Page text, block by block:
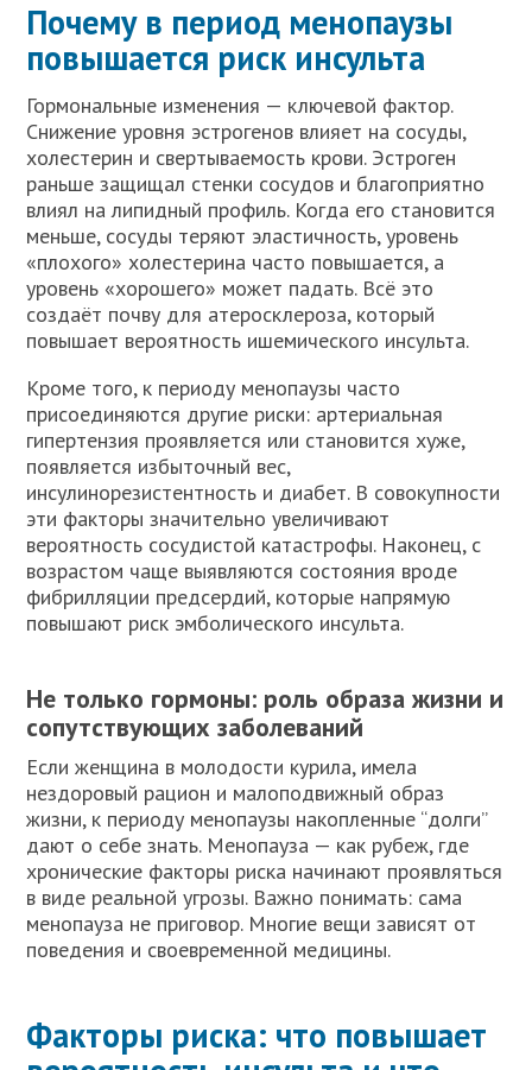
Почему в период менопаузы
повышается риск инсульта
Гормональные изменения — ключевой фактор.
Снижение уровня эстрогенов влияет на сосуды,
холестерин и свертываемость крови. Эстроген
раньше защищал стенки сосудов и благоприятно
влиял на липидный профиль. Когда его становится
меньше, сосуды теряют эластичность, уровень
«плохого» холестерина часто повышается, а
уровень «хорошего» может падать. Всё это
создаёт почву для атеросклероза, который
повышает вероятность ишемического инсульта.
Кроме того, к периоду менопаузы часто
присоединяются другие риски: артериальная
гипертензия проявляется или становится хуже,
появляется избыточный вес,
инсулинорезистентность и диабет. В совокупности
эти факторы значительно увеличивают
вероятность сосудистой катастрофы. Наконец, с
возрастом чаще выявляются состояния вроде
фибрилляции предсердий, которые напрямую
повышают риск эмболического инсульта.
Не только гормоны: роль образа жизни и
сопутствующих заболеваний
Если женщина в молодости курила, имела
нездоровый рацион и малоподвижный образ
жизни, к периоду менопаузы накопленные “долги”
дают о себе знать. Менопауза — как рубеж, где
хронические факторы риска начинают проявляться
в виде реальной угрозы. Важно понимать: сама
менопауза не приговор. Многие вещи зависят от
поведения и своевременной медицины.
Факторы риска: что повышает